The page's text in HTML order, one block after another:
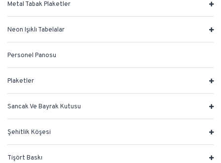
Metal Tabak Plaketler
Neon Işıklı Tabelalar
Personel Panosu
Plaketler
Sancak Ve Bayrak Kutusu
Şehitlik Köşesi
Tişört Baskı